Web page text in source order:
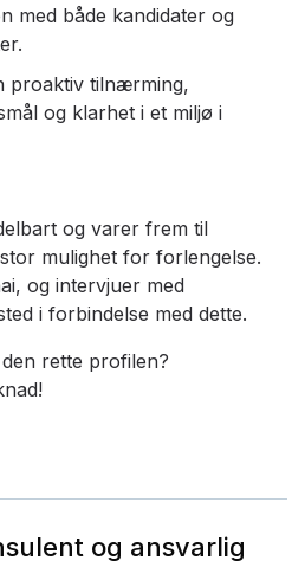
med både kandidater og
proaktiv tilnærming,
og klarhet i et miljø i
og varer frem til
mulighet for forlengelse.
og intervjuer med
i forbindelse med dette.
rette profilen?
og ansvarlig